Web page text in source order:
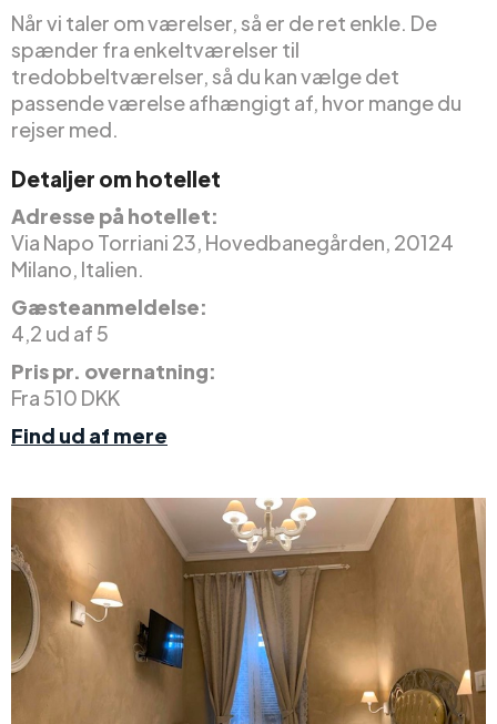
Når vi taler om værelser, så er de ret enkle. De
spænder fra enkeltværelser til
tredobbeltværelser, så du kan vælge det
passende værelse afhængigt af, hvor mange du
rejser med.
Detaljer om hotellet
Adresse på hotellet:
Via Napo Torriani 23, Hovedbanegården, 20124
Milano, Italien.
Gæsteanmeldelse:
4,2 ud af 5
Pris pr. overnatning:
Fra 510 DKK
Find ud af mere